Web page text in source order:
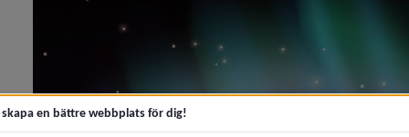
i mobilen)
Kontaktvägar för att få stöd och hjälp)
tillbaka i höst)
en bättre webbplats för dig!